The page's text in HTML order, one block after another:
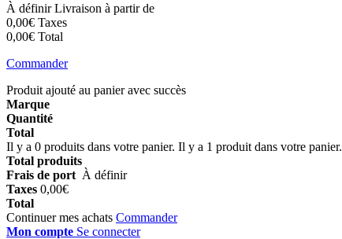
À définirLivraison à partir de
0,00€ Taxes
0,00€ Total
Commander
Produit ajouté au panier avec succès
Marque
Quantité
Total
Il y a 0 produits dans votre panier. Il y a 1 produit dans votre panier.
Total produits
Frais de port À définir
Taxes 0,00€
Total
Continuer mes achats Commander
Mon compte Se connecter